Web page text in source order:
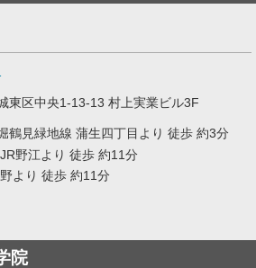
東区中央1-13-13 村上実業ビル3F
鶴見緑地線 蒲生四丁目より 徒歩 約3分
野江より 徒歩 約11分
より 徒歩 約11分
院